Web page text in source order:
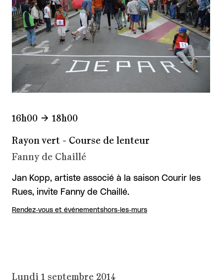
Rayon vert - Course de lenteur
Fanny de Chaillé
16h00 18h00
Jan Kopp, artiste associé à la saison Courir les
Rues, invite Fanny de Chaillé.
Rendez-vous et événementshors-les-murs
Lundi 1 septembre 2014